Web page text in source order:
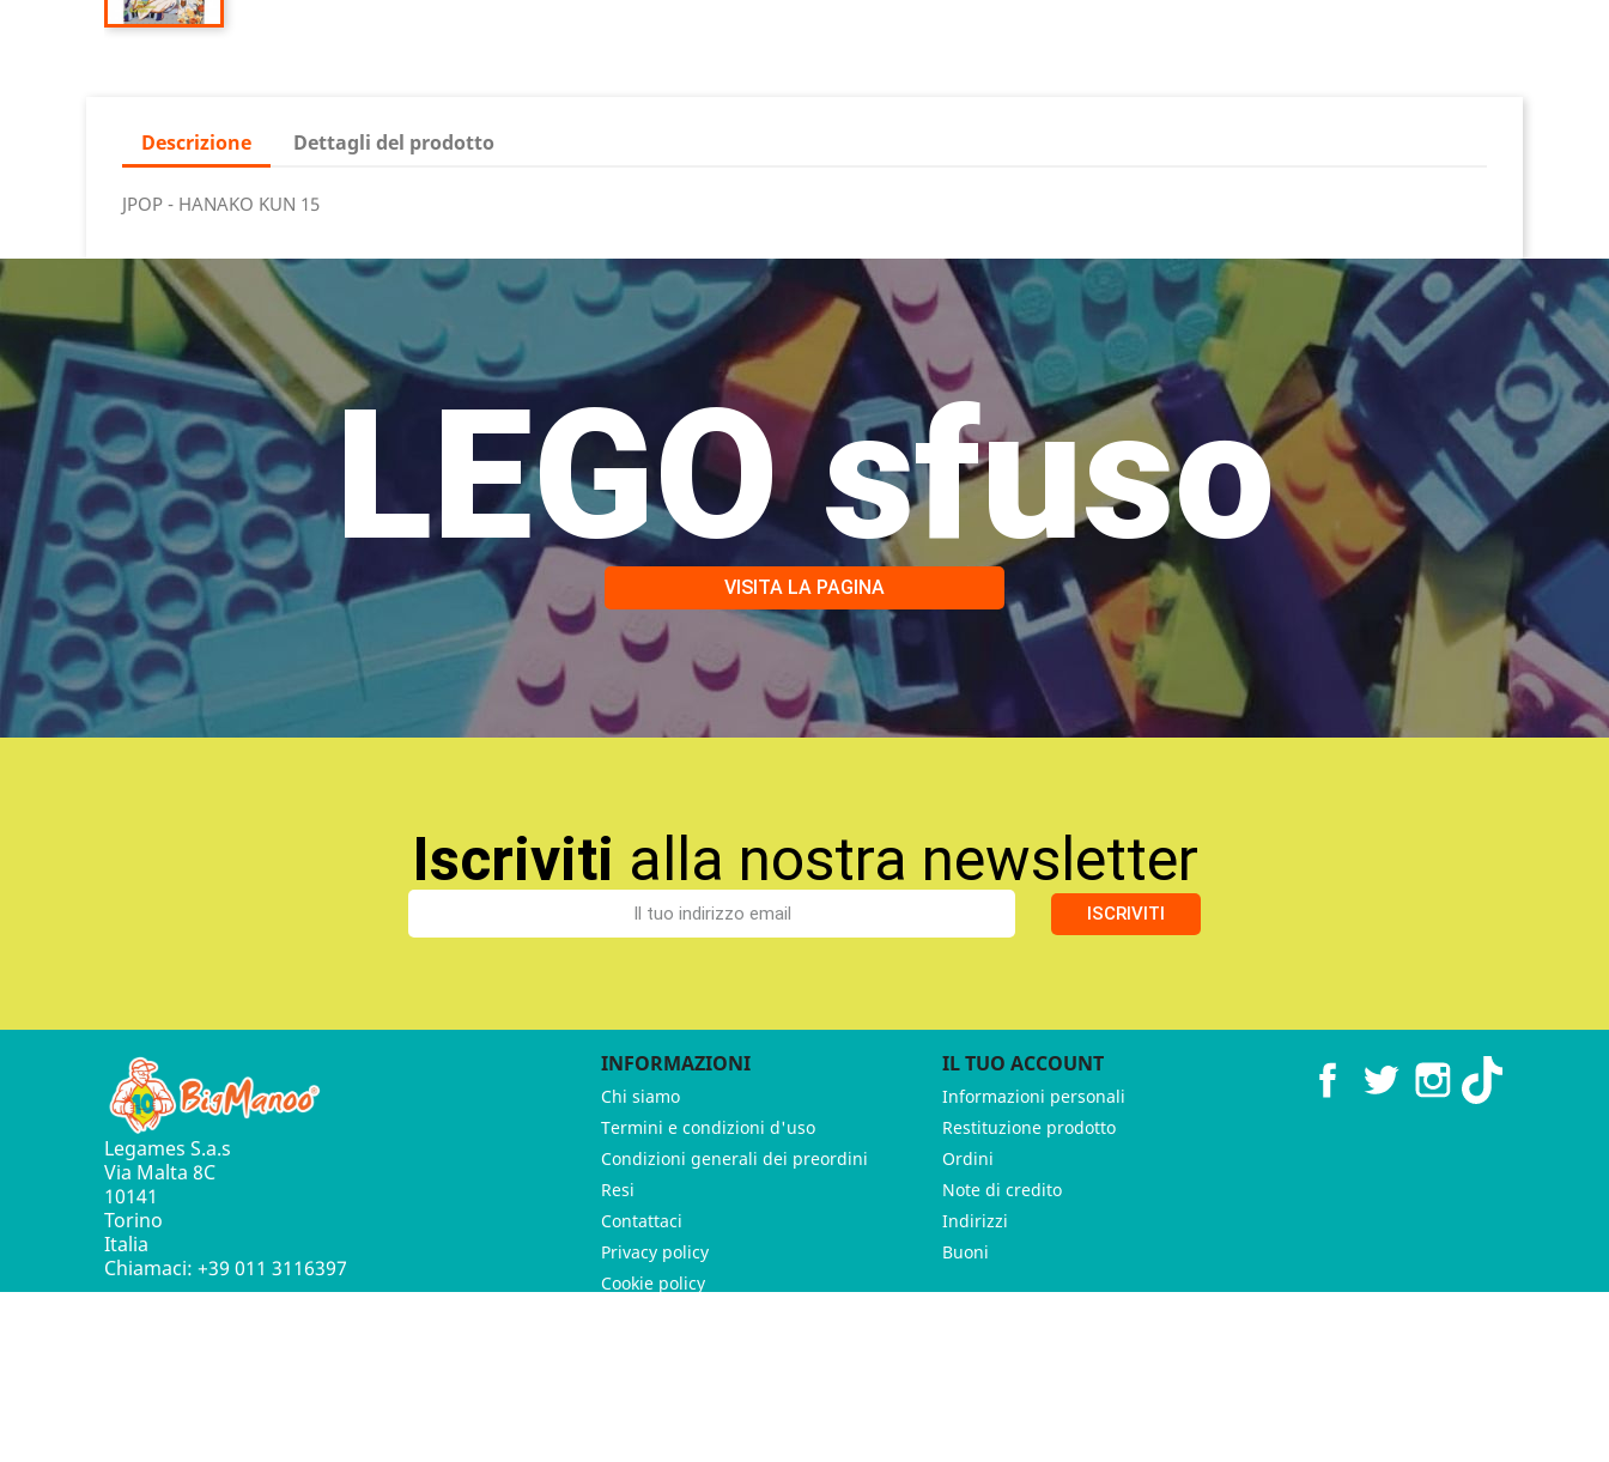
Descrizione Dettagli del prodotto
JPOP - HANAKO KUN 15
LEGO sfuso
VISITA LA PAGINA
Iscriviti alla nostra newsletter
ISCRIVITI
Legames S.a.s
Via Malta 8C
10141
Torino
Italia
Chiamaci: +39 011 3116397
INFORMAZIONI
Chi siamo
Termini e condizioni d'uso
Condizioni generali dei preordini
Resi
Contattaci
Privacy policy
Cookie policy
IL TUO ACCOUNT
Informazioni personali
Restituzione prodotto
Ordini
Note di credito
Indirizzi
Buoni
FacebookTwitter Instagram